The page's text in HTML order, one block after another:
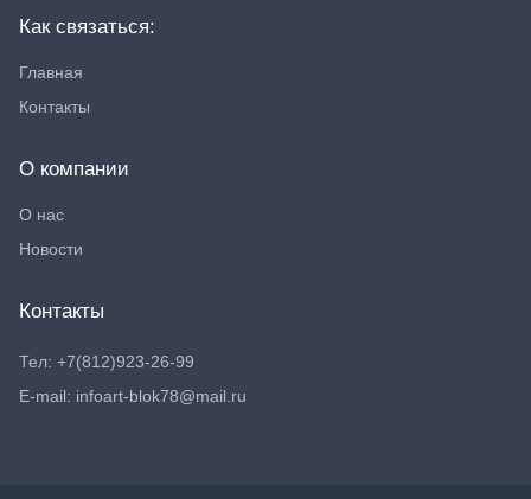
Как связаться:
Главная
Контакты
О компании
О нас
Новости
Контакты
Тел: +7(812)923-26-99
E-mail: infoart-blok78@mail.ru